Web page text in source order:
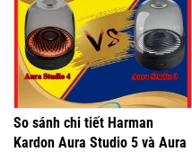
So sánh chi tiết Harman
Kardon Aura Studio 5 và Aura